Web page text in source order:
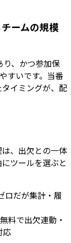
ームの規模
り、かつ参加保
すいです。当番
イミングが、配
、出欠との一体
ツールを選ぶと
ロだが集計・履
料で出欠連動・
応